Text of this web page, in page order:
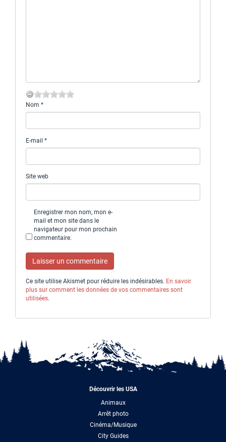
Nom *
E-mail *
Site web
Enregistrer mon nom, mon e-
mail et mon site dans le
navigateur pour mon prochain
commentaire.
Ce site utilise Akismet pour réduire les indésirables. En savoir
plus sur comment les données de vos commentaires sont
utilisées.
Découvrir les USA
Animaux
Arrêt photo
Cinéma/Musique
City Guides